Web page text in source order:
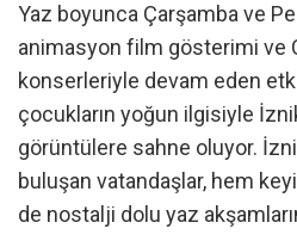
Yaz boyunca Çarşamba ve
animasyon film gösterimi ve
konserleriyle devam eden
çocukların yoğun ilgisiyle
görüntülere sahne oluyor.
buluşan vatandaşlar, hem
de nostalji dolu yaz